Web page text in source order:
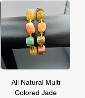
All Natural Multi
Colored Jade